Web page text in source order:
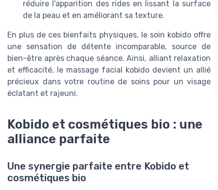
réduire l'apparition des rides en lissant la surface
de la peau et en améliorant sa texture.
En plus de ces bienfaits physiques, le soin kobido offre
une sensation de détente incomparable, source de
bien-être après chaque séance. Ainsi, alliant relaxation
et efficacité, le massage facial kobido devient un allié
précieux dans votre routine de soins pour un visage
éclatant et rajeuni.
Kobido et cosmétiques bio : une
alliance parfaite
Une synergie parfaite entre Kobido et
cosmétiques bio